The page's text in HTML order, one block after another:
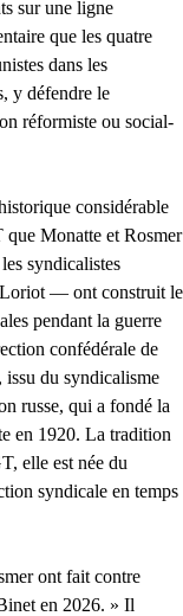
sur une ligne
que les quatre
dans les
y défendre le
réformiste ou social-
considérable
Monatte et Rosmer
syndicalistes
— ont construit le
pendant la guerre
confédérale de
issu du syndicalisme
russe, qui a fondé la
en 1920. La tradition
elle est née du
syndicale en temps
ont fait contre
en 2026. » Il